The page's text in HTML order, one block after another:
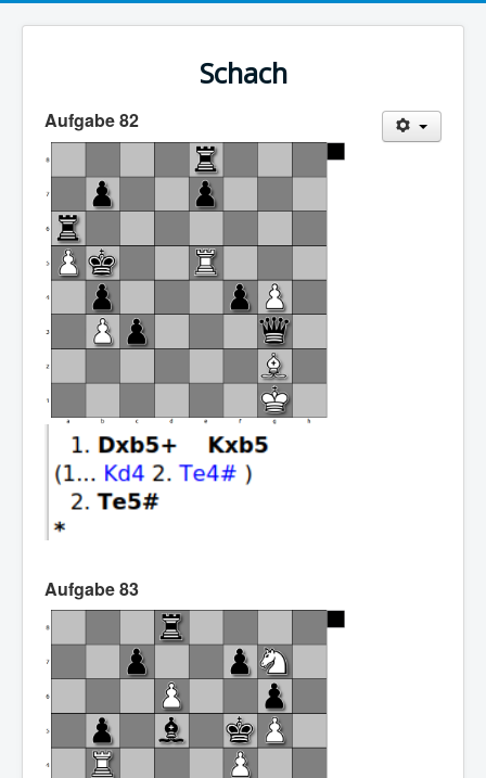
Schach
Aufgabe 82
Aufgabe 83